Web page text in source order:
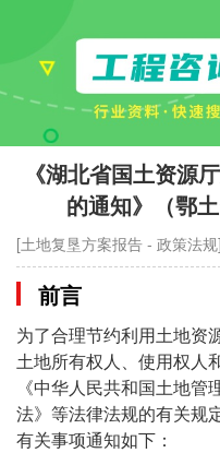
《湖北省国土资源
的通知》（鄂
[土地复垦方案报告 - 政策法规]
前言
为了合理节约利用土地资
土地所有权人、使用权人
《中华人民共和国土地
法》等法律法规的有关规
有关事项通知如下：